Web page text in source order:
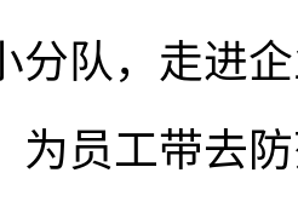
分队，走进
为员工带去